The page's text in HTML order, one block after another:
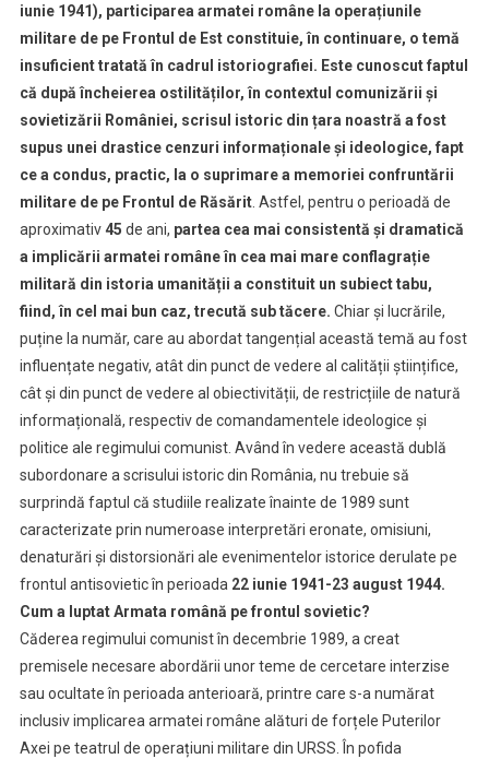
BCU
Cluj
iunie 1941), participarea armatei române la operațiunile
militare de pe Frontul de Est constituie, în continuare, o temă
insuficient tratată în cadrul istoriografiei. Este cunoscut faptul
că după încheierea ostilităților, în contextul comunizării și
sovietizării României, scrisul istoric din țara noastră a fost
supus unei drastice cenzuri informaționale și ideologice, fapt
ce a condus, practic, la o suprimare a memoriei confruntării
militare de pe Frontul de Răsărit. Astfel, pentru o perioadă de
aproximativ45 de ani, partea cea mai consistentă și dramatică
a implicării armatei române în cea mai mare conflagrație
militară din istoria umanității a constituit un subiect tabu,
fiind, în cel mai bun caz, trecută sub tăcere. Chiar și lucrările,
puține la număr, care au abordat tangențial această temă au fost
influențate negativ, atât din punct de vedere al calității științifice,
cât și din punct de vedere al obiectivității, de restricțiile de natură
informațională, respectiv de comandamentele ideologice și
politice ale regimului comunist. Având în vedere această dublă
subordonare a scrisului istoric din România, nu trebuie să
surprindă faptul că studiile realizate înainte de 1989 sunt
caracterizate prin numeroase interpretări eronate, omisiuni,
denaturări și distorsionări ale evenimentelor istorice derulate pe
frontul antisovietic în perioada 22 iunie 1941-23 august 1944.
Cum a luptat Armata română pe frontul sovietic?
Căderea regimului comunist în decembrie 1989, a creat
premisele necesare abordării unor teme de cercetare interzise
sau ocultate în perioada anterioară, printre care s-a numărat
inclusiv implicarea armatei române alături de forțele Puterilor
Axei pe teatrul de operațiuni militare din URSS. În pofida